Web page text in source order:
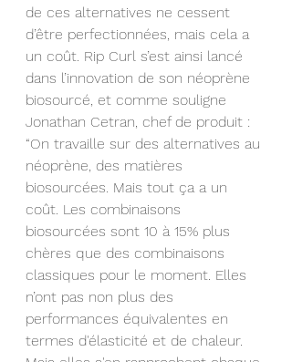
de ces alternatives ne cessent
d’être perfectionnées, mais cela a
un coût. Rip Curl s’est ainsi lancé
dans l’innovation de son néoprène
biosourcé, et comme souligne
Jonathan Cetran, chef de produit :
“On travaille sur des alternatives au
néoprène, des matières
biosourcées. Mais tout ça a un
coût. Les combinaisons
biosourcées sont 10 à 15% plus
chères que des combinaisons
classiques pour le moment. Elles
n’ont pas non plus des
performances équivalentes en
termes d'élasticité et de chaleur.